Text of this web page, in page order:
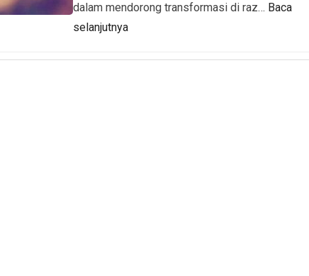
dalam mendorong transformasi di raz… Baca
selanjutnya